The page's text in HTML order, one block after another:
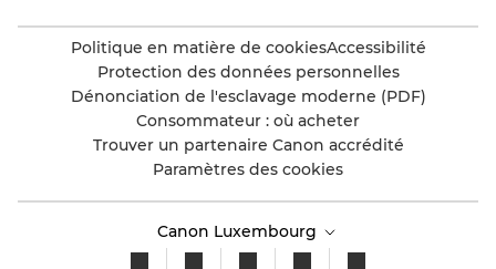
Politique en matière de cookiesAccessibilité
Protection des données personnelles
Dénonciation de l'esclavage moderne (PDF)
Consommateur : où acheter
Trouver un partenaire Canon accrédité
Paramètres des cookies
Canon Luxembourg